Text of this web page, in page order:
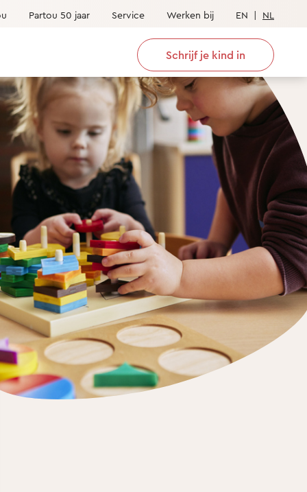
Partou 50 jaar Service Werken bij EN | NL
Schrijf je kind in